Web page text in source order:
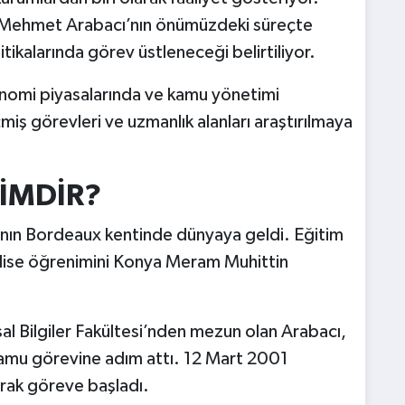
Arabacı’nın önümüzdeki süreçte
görev üstleneceği belirtiliyor.
piyasalarında ve kamu yönetimi
görevleri ve uzmanlık alanları araştırılmaya
Bordeaux kentinde dünyaya geldi. Eğitim
lise öğrenimini Konya Meram Muhittin
Bilgiler Fakültesi’nden mezun olan Arabacı,
görevine adım attı. 12 Mart 2001
göreve başladı.